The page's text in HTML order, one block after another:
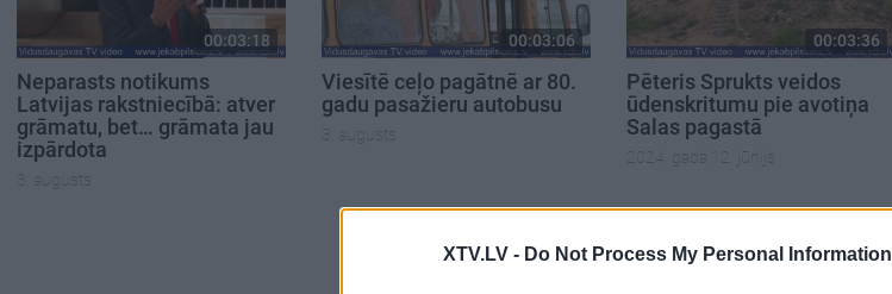
XTV.LV - Do Not Process My Personal Information
00:03:18
Neparasts notikums
Latvijas rakstniecībā: atver
grāmatu, bet… grāmata jau
izpārdota
3. augusts
00:03:06
Viesītē ceļo pagātnē ar 80.
gadu pasažieru autobusu
3. augusts
00:03:36
Pēteris Sprukts veidos
ūdenskritumu pie avotiņa
Salas pagastā
2024. gada 12. jūnijs